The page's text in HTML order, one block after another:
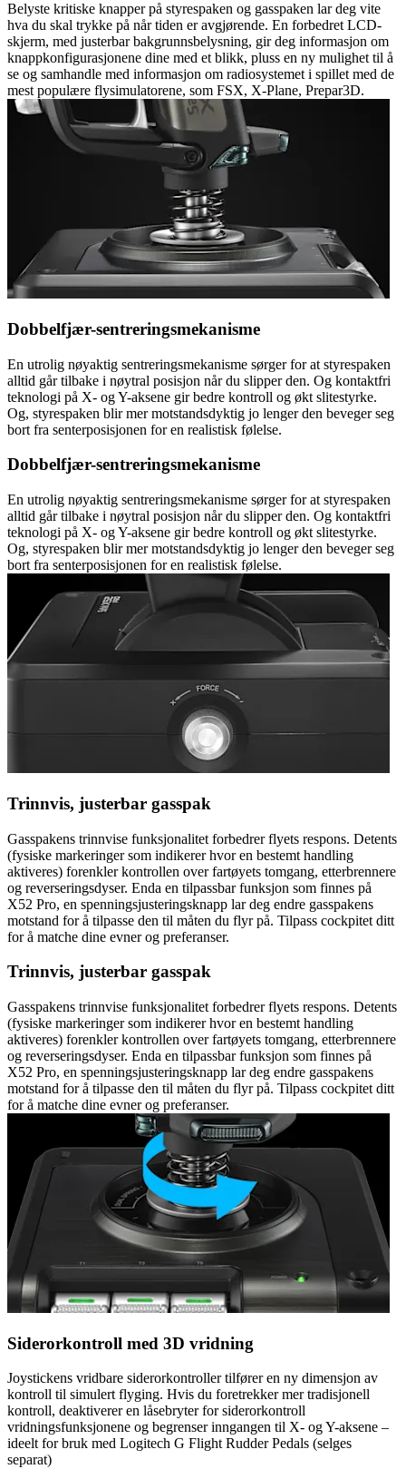
Belyste kritiske knapper på styrespaken og gasspaken lar deg vite
hva du skal trykke på når tiden er avgjørende. En forbedret LCD-
skjerm, med justerbar bakgrunnsbelysning, gir deg informasjon om
knappkonfigurasjonene dine med et blikk, pluss en ny mulighet til å
se og samhandle med informasjon om radiosystemet i spillet med de
mest populære flysimulatorene, som FSX, X-Plane, Prepar3D.
Dobbelfjær-sentreringsmekanisme
En utrolig nøyaktig sentreringsmekanisme sørger for at styrespaken
alltid går tilbake i nøytral posisjon når du slipper den. Og kontaktfri
teknologi på X- og Y-aksene gir bedre kontroll og økt slitestyrke.
Og, styrespaken blir mer motstandsdyktig jo lenger den beveger seg
bort fra senterposisjonen for en realistisk følelse.
Dobbelfjær-sentreringsmekanisme
En utrolig nøyaktig sentreringsmekanisme sørger for at styrespaken
alltid går tilbake i nøytral posisjon når du slipper den. Og kontaktfri
teknologi på X- og Y-aksene gir bedre kontroll og økt slitestyrke.
Og, styrespaken blir mer motstandsdyktig jo lenger den beveger seg
bort fra senterposisjonen for en realistisk følelse.
Trinnvis, justerbar gasspak
Gasspakens trinnvise funksjonalitet forbedrer flyets respons. Detents
(fysiske markeringer som indikerer hvor en bestemt handling
aktiveres) forenkler kontrollen over fartøyets tomgang, etterbrennere
og reverseringsdyser. Enda en tilpassbar funksjon som finnes på
X52 Pro, en spenningsjusteringsknapp lar deg endre gasspakens
motstand for å tilpasse den til måten du flyr på. Tilpass cockpitet ditt
for å matche dine evner og preferanser.
Trinnvis, justerbar gasspak
Gasspakens trinnvise funksjonalitet forbedrer flyets respons. Detents
(fysiske markeringer som indikerer hvor en bestemt handling
aktiveres) forenkler kontrollen over fartøyets tomgang, etterbrennere
og reverseringsdyser. Enda en tilpassbar funksjon som finnes på
X52 Pro, en spenningsjusteringsknapp lar deg endre gasspakens
motstand for å tilpasse den til måten du flyr på. Tilpass cockpitet ditt
for å matche dine evner og preferanser.
Siderorkontroll med 3D vridning
Joystickens vridbare siderorkontroller tilfører en ny dimensjon av
kontroll til simulert flyging. Hvis du foretrekker mer tradisjonell
kontroll, deaktiverer en låsebryter for siderorkontroll
vridningsfunksjonene og begrenser inngangen til X- og Y-aksene –
ideelt for bruk med Logitech G Flight Rudder Pedals (selges
separat)